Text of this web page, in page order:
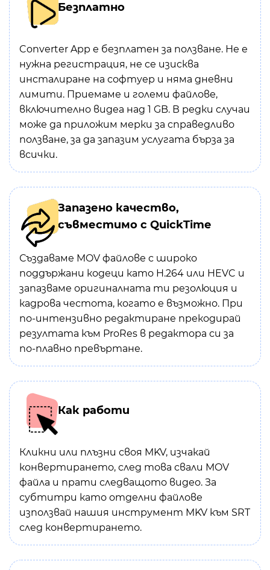
Безплатно
Converter App е безплатен за ползване. Не е
нужна регистрация, не се изисква
инсталиране на софтуер и няма дневни
лимити. Приемаме и големи файлове,
включително видеа над 1 GB. В редки случаи
може да приложим мерки за справедливо
ползване, за да запазим услугата бърза за
всички.
Запазено качество,
съвместимо с QuickTime
Създаваме MOV файлове с широко
поддържани кодеци като H.264 или HEVC и
запазваме оригиналната ти резолюция и
кадрова честота, когато е възможно. При
по-интензивно редактиране прекодирай
резултата към ProRes в редактора си за
по-плавно превъртане.
Как работи
Кликни или плъзни своя MKV, изчакай
конвертирането, след това свали MOV
файла и прати следващото видео. За
субтитри като отделни файлове
използвай нашия инструмент MKV към SRT
след конвертирането.